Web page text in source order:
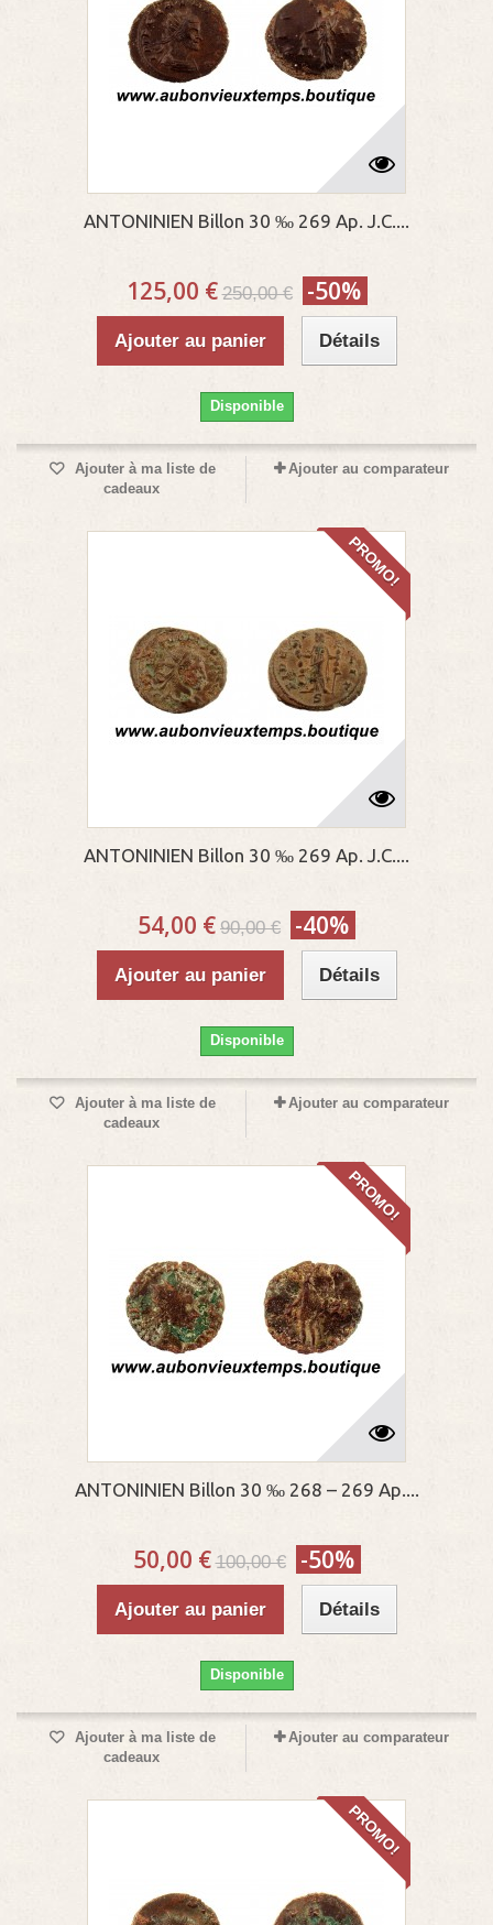
ANTONINIEN Billon 30 ‰ 269 Ap. J.C....
125,00 € 250,00 € -50%
Ajouter au panier Détails
Disponible
Ajouter à ma liste de
cadeaux
Ajouter au comparateur
PROMO!
ANTONINIEN Billon 30 ‰ 269 Ap. J.C....
54,00 € 90,00 € -40%
Ajouter au panier Détails
Disponible
Ajouter à ma liste de
cadeaux
Ajouter au comparateur
PROMO!
ANTONINIEN Billon 30 ‰ 268 – 269 Ap....
50,00 € 100,00 € -50%
Ajouter au panier Détails
Disponible
Ajouter à ma liste de
cadeaux
Ajouter au comparateur
PROMO!